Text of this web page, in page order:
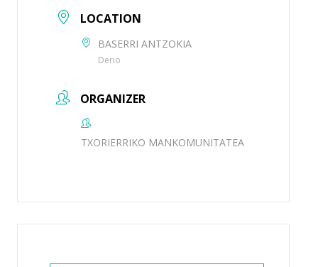
LOCATION
BASERRI ANTZOKIA
Derio
ORGANIZER
TXORIERRIKO MANKOMUNITATEA